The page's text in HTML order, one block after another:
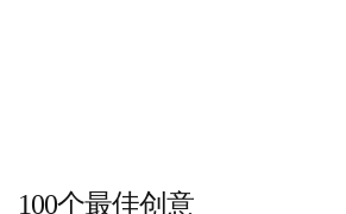
100个最佳创意